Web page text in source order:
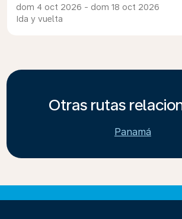
dom 4 oct 2026 - dom 18 oct 2026
Ida y vuelta
Otras rutas
Panamá